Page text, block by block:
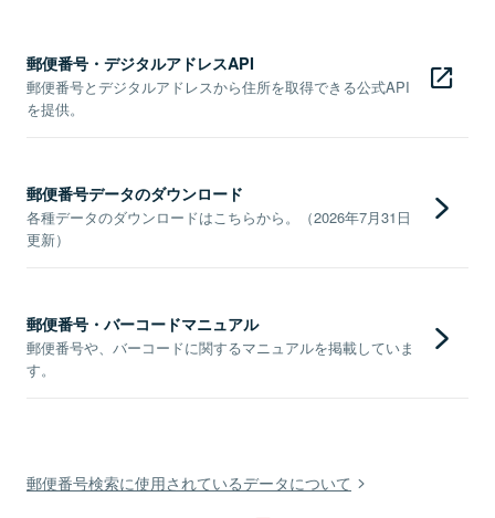
郵便番号・デジタルアドレスAPI
郵便番号とデジタルアドレスから住所を取得できる公式API
を提供。
郵便番号データのダウンロード
各種データのダウンロードはこちらから。（2026年7月31日
更新）
郵便番号・バーコードマニュアル
郵便番号や、バーコードに関するマニュアルを掲載していま
す。
郵便番号検索に使用されているデータについて